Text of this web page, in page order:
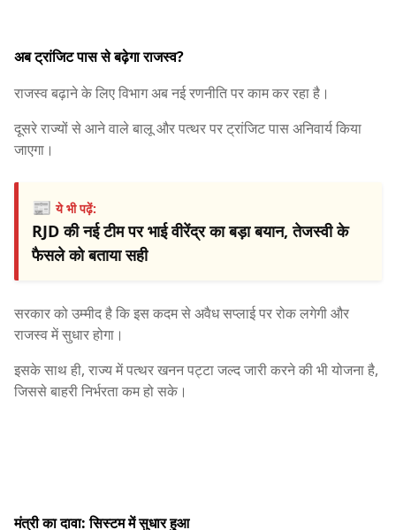
अब ट्रांजिट पास से बढ़ेगा राजस्व?
राजस्व बढ़ाने के लिए विभाग अब नई रणनीति पर काम कर रहा है।
दूसरे राज्यों से आने वाले बालू और पत्थर पर ट्रांजिट पास अनिवार्य किया
जाएगा।
📰ये भी पढ़ें:
RJD की नई टीम पर भाई वीरेंद्र का बड़ा बयान, तेजस्वी के
फैसले को बताया सही
सरकार को उम्मीद है कि इस कदम से अवैध सप्लाई पर रोक लगेगी और
राजस्व में सुधार होगा।
इसके साथ ही, राज्य में पत्थर खनन पट्टा जल्द जारी करने की भी योजना है,
जिससे बाहरी निर्भरता कम हो सके।
मंत्री का दावा: सिस्टम में सुधार हुआ